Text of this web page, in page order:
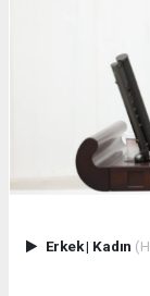
Erkek| Kadın